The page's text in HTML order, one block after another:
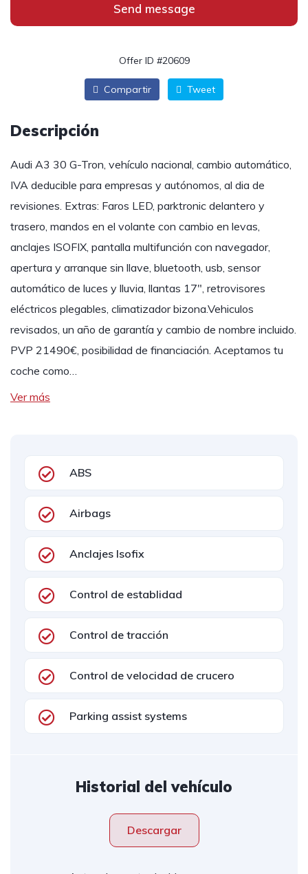
Send message
Offer ID #20609
Compartir Tweet
Descripción
Audi A3 30 G-Tron, vehículo nacional, cambio automático,
IVA deducible para empresas y autónomos, al dia de
revisiones. Extras: Faros LED, parktronic delantero y
trasero, mandos en el volante con cambio en levas,
anclajes ISOFIX, pantalla multifunción con navegador,
apertura y arranque sin llave, bluetooth, usb, sensor
automático de luces y lluvia, llantas 17", retrovisores
eléctricos plegables, climatizador bizona.Vehiculos
revisados, un año de garantía y cambio de nombre incluido.
PVP 21490€, posibilidad de financiación. Aceptamos tu
coche como…
Ver más
ABS
Airbags
Anclajes Isofix
Control de establidad
Control de tracción
Control de velocidad de crucero
Parking assist systems
Historial del vehículo
Descargar